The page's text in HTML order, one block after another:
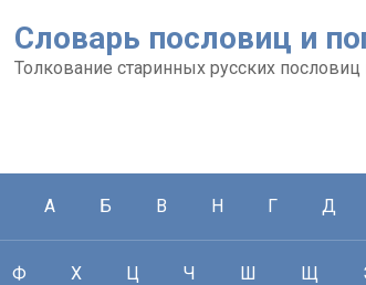
Словарь пословиц и
Толкование старинных русских
А Б В Н Г Д
Ф Х Ц Ч Ш Щ